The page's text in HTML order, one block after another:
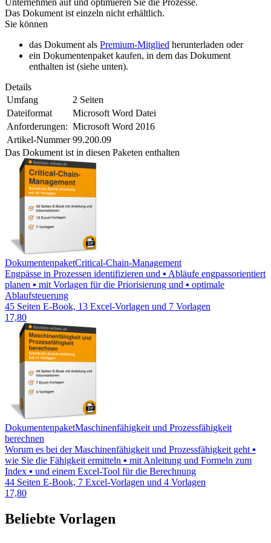
Unternehmen auf und optimieren Sie die Prozesse.
Das Dokument ist einzeln nicht erhältlich.
Sie können
das Dokument als Premium-Mitglied herunterladen oder
ein Dokumentenpaket kaufen, in dem das Dokument
enthalten ist (siehe unten).
Details
Umfang
2 Seiten
Dateiformat
Microsoft Word Datei
Anforderungen: Microsoft Word 2016
Artikel-Nummer 99.200.09
Das Dokument ist in diesen Paketen enthalten
DokumentenpaketCritical-Chain-Management
Engpässe in Prozessen identifizieren und ▪ Abläufe engpassorientiert
planen ▪ mit Vorlagen für die Priorisierung und ▪ optimale
Ablaufsteuerung
45 Seiten E-Book, 13 Excel-Vorlagen und 7 Vorlagen
17,80
DokumentenpaketMaschinenfähigkeit und Prozessfähigkeit
berechnen
Worum es bei der Maschinenfähigkeit und Prozessfähigkeit geht ▪
wie Sie die Fähigkeit ermitteln ▪ mit Anleitung und Formeln zum
Index ▪ und einem Excel-Tool für die Berechnung
44 Seiten E-Book, 7 Excel-Vorlagen und 4 Vorlagen
17,80
Beliebte Vorlagen